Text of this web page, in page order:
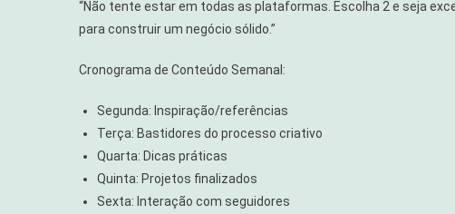
“Não tente estar em todas as plataformas. Escolha 2 e seja
para construir um negócio sólido.”
Cronograma de Conteúdo Semanal:
Segunda: Inspiração/referências
Terça: Bastidores do processo criativo
Quarta: Dicas práticas
Quinta: Projetos finalizados
Sexta: Interação com seguidores